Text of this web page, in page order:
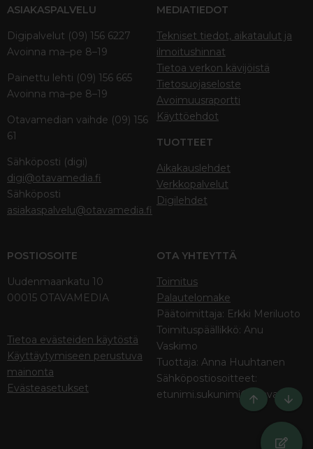
ASIAKASPALVELU
Digipalvelut (09) 156 6227
Avoinna ma–pe 8–19
Painettu lehti (09) 156 665
Avoinna ma–pe 8–19
Otavamedian vaihde (09) 156
61
Sähköposti (digi)
digi@otavamedia.fi
Sähköposti
asiakaspalvelu@otavamedia.fi
MEDIATIEDOT
Tekniset tiedot, aikataulut ja
ilmoitushinnat
Tietoa verkon kävijöistä
Tietosuojaseloste
Avoimuusraportti
Käyttöehdot
TUOTTEET
Aikakauslehdet
Verkkopalvelut
Digilehdet
POSTIOSOITE
Uudenmaankatu 10
00015 OTAVAMEDIA
Tietoa evästeiden käytöstä
Käyttäytymiseen perustuva
mainonta
Evästeasetukset
OTA YHTEYTTÄ
Toimitus
Palautelomake
Päätoimittaja: Erkki Meriluoto
Toimituspäällikkö: Anu
Vaskimo
Tuottaja: Anna Huuhtanen
Sähköpostiosoitteet:
etunimi.sukunimi@otava.fi
Ylös